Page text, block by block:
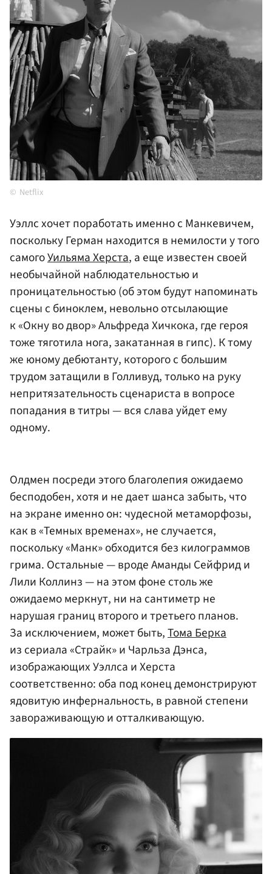
Netflix
Уэллс хочет поработать именно с Манкевичем,
поскольку Герман находится в немилости у того
самогоУильяма Херста, а еще известен своей
необычайной наблюдательностью и
проницательностью (об этом будут напоминать
сцены с биноклем, невольно отсылающие
к «Окну во двор» Альфреда Хичкока, где героя
тоже тяготила нога, закатанная в гипс). К тому
же юному дебютанту, которого с большим
трудом затащили в Голливуд, только на руку
непритязательность сценариста в вопросе
попадания в титры — вся слава уйдет ему
одному.
Олдмен посреди этого благолепия ожидаемо
бесподобен, хотя и не дает шанса забыть, что
на экране именно он: чудесной метаморфозы,
как в «Темных временах», не случается,
поскольку «Манк» обходится без килограммов
грима. Остальные — вроде Аманды Сейфрид и
Лили Коллинз — на этом фоне столь же
ожидаемо меркнут, ни на сантиметр не
нарушая границ второго и третьего планов.
За исключением, может быть,Тома Берка
из сериала «Страйк» и Чарльза Дэнса,
изображающих Уэллса и Херста
соответственно: оба под конец демонстрируют
ядовитую инфернальность, в равной степени
завораживающую и отталкивающую.